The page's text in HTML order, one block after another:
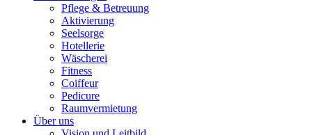
Pflege & Betreuung
Aktivierung
Seelsorge
Hotellerie
Wäscherei
Fitness
Coiffeur
Pedicure
Raumvermietung
Über uns